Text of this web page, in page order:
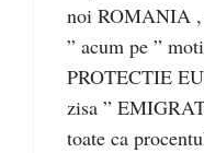
noi ROMANIA ,
” acum pe ”
PROTECTIE
zisa ”
toate ca